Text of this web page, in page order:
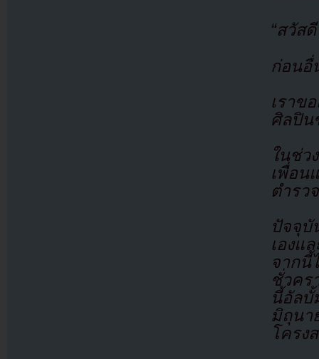
“สวัส
ก่อนอื่
เราข
ศิลปิน
ในช่
เพื่อน
ตำรว
ปัจจุบั
เองแ
จากนี้
ชั่วคร
นี้อัล
มิถุนา
โครง